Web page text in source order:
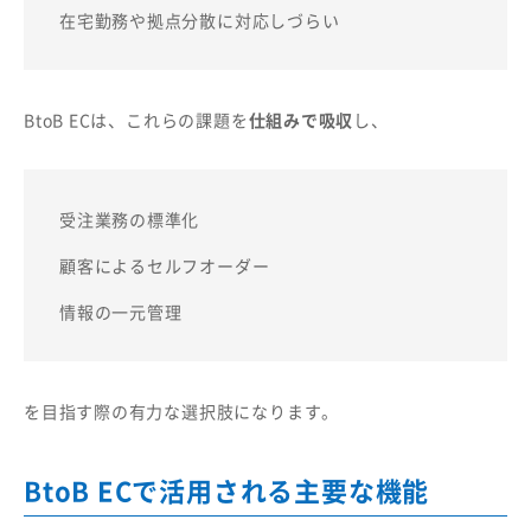
在宅勤務や拠点分散に対応しづらい
BtoB ECは、これらの課題を仕組みで吸収 し、
受注業務の標準化
顧客によるセルフオーダー
情報の一元管理
を目指す際の有力な選択肢になります。
BtoB ECで活用される主要な機能